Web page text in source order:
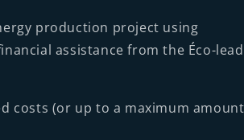
production project using
assistance from the Éco-
costs (or up to a maximum